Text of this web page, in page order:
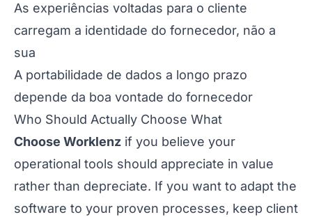
As experiências voltadas para o cliente
carregam a identidade do fornecedor, não a
sua
A portabilidade de dados a longo prazo
depende da boa vontade do fornecedor
Who Should Actually Choose What
Choose Worklenz if you believe your
operational tools should appreciate in value
rather than depreciate. If you want to adapt the
software to your proven processes, keep client